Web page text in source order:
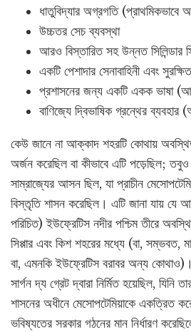
ধাতুবিদ্যার অগ্রগতি (প্রাথমিকভাবে
উচ্চতর সেচ ব্যবস্থা
আরও বিস্তারিত সহ উন্নত সিলিন্ডার
একটি পেশাদার সেনাবাহিনী এবং
প্রশাসনের জন্য একটি একক ভাষা
বাণিজ্যে দ্বিভাষিক গ্রন্থের ব্যবহার
কেউ জানে না আক্কাদ শহরটি কোথায়
অর্জন করেছিল বা কীভাবে এটি পড়েছিল;
সাম্রাজ্যের আসন ছিল, যা প্রাচীন
বিস্তৃতি শাসন করেছিল। এটি জানা যায় যে
পরিচিত) ইউফ্রেটিস নদীর পশ্চিম তীরে
সিপ্পার এবং কিশ শহরের মধ্যে (বা, সম্ভবত,
বা, এমনকি ইউফ্রেটিস বরাবর অন্য
সার্গন দ্য গ্রেট দ্বারা নির্মিত হয়েছিল, যিনি
শাসনের অধীনে মেসোপটেমিয়াকে একত্রিত
ভবিষ্যতের সরকার গঠনের মান নির্ধারণ